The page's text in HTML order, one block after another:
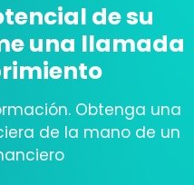
de su
una llamada
Obtenga una
de la mano de un